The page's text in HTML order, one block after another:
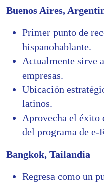
Buenos Aires,
Primer punto de
hispanohablante.
Actualmente sirve
empresas.
Ubicación
latinos.
Aprovecha el éxito
del programa de e-
Bangkok, Tailandia
Regresa como un